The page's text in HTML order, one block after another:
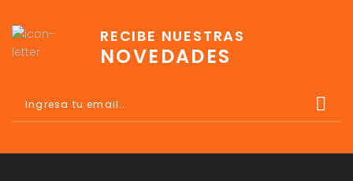
RECIBE NUESTRAS
NOVEDADES